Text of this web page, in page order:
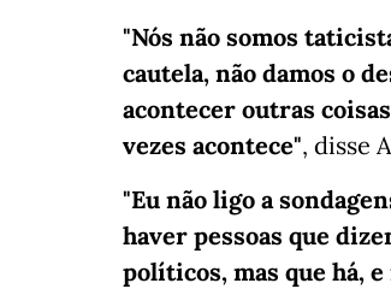
"Nós não somos
cautela, não damos o
acontecer outras
vezes acontece", disse
"Eu não ligo a
haver pessoas que
políticos, mas que há,